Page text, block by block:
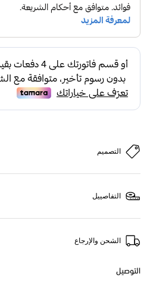
التصميم
التفاصييل
الشحن والإرجاع
التوصيل